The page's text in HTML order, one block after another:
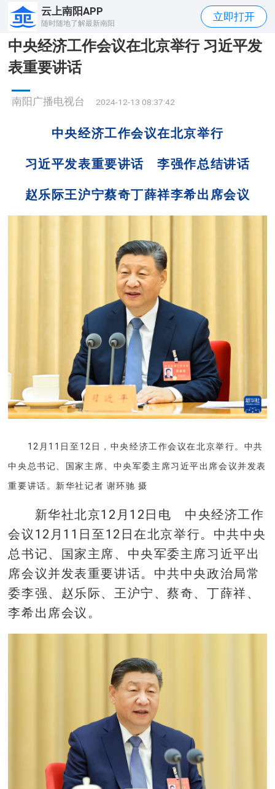
云上南阳APP
随时随地了解最新南阳
立即打开
中央经济工作会议在北京举行 习近平发
表重要讲话
南阳广播电视台 2024-12-13 08:37:42
中央经济工作会议在北京举行
习近平发表重要讲话 李强作总结讲话
赵乐际王沪宁蔡奇丁薛祥李希出席会议
12月11日至12日，中央经济工作会议在北京举行。中共
中央总书记、国家主席、中央军委主席习近平出席会议并发表
重要讲话。新华社记者 谢环驰 摄
新华社北京12月12日电 中央经济工作
会议12月11日至12日在北京举行。中共中央
总书记、国家主席、中央军委主席习近平出
席会议并发表重要讲话。中共中央政治局常
委李强、赵乐际、王沪宁、蔡奇、丁薛祥、
李希出席会议。